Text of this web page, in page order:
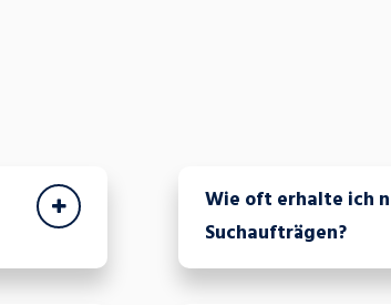
Wie oft erhalte ich
Suchaufträgen?